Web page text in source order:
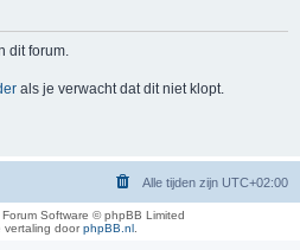
dit forum.
als je verwacht dat dit niet klopt.
Alle tijden zijn UTC+02:00
Software © phpBB Limited
vertaling doorphpBB.nl